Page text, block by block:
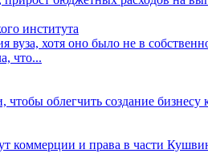
института
хотя оно было не в
что...
облегчить создание бизнесу
коммерции и права в части